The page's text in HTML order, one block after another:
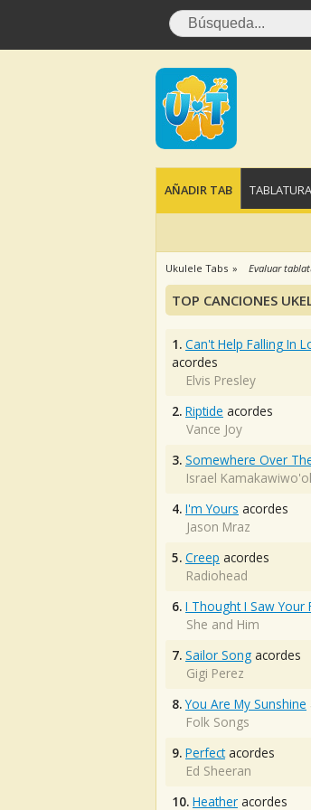
AÑADIR TAB
Ukulele Tabs Evaluar
TOP CANCIONES
1. Can't Help Falling In
acordes
Elvis Presley
2. Riptide acordes
Vance Joy
3. Somewhere Over
Israel
4. I'm Yours acordes
Jason Mraz
5. Creep acordes
Radiohead
6. I Thought I Saw Your
She and Him
7. Sailor Song acordes
Gigi Perez
8. You Are My Sunshine
Folk Songs
9. Perfectacordes
Ed Sheeran
10. Heather acordes